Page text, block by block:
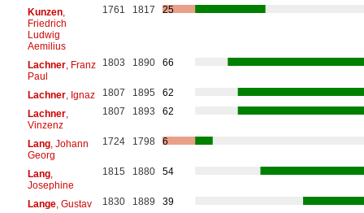
Kunzen,
Friedrich
Ludwig
Aemilius
1761 1817 25
Lachner, Franz
Paul
1803 1890 66
Lachner, Ignaz 1807 1895
62
Lachner,
Vinzenz
1807 1893 62
Lang, Johann
Georg
1724 1798 6
Lang,
Josephine
1815 1880 54
Lange, Gustav 1830 1889
39